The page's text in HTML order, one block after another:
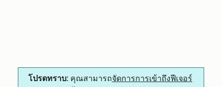
โปรดทราบ: คุณสามารถจัดการการเข้าถึงฟีเจอร์